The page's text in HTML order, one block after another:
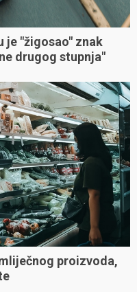
je "žigosao" znak
drugog stupnja"
proizvoda,